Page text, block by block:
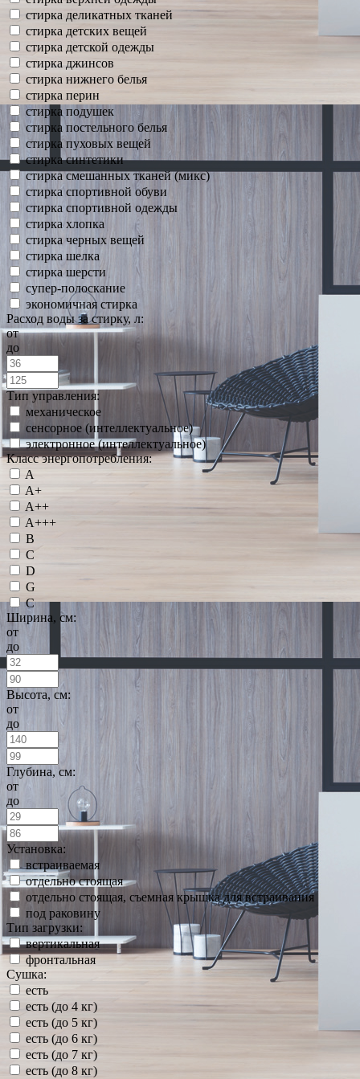
стирка деликатных тканей
стирка детских вещей
стирка детской одежды
стирка джинсов
стирка нижнего белья
стирка перин
стирка подушек
стирка постельного белья
стирка пуховых вещей
стирка синтетики
стирка смешанных тканей (микс)
стирка спортивной обуви
стирка спортивной одежды
стирка хлопка
стирка черных вещей
стирка шелка
стирка шерсти
супер-полоскание
экономичная стирка
Расход воды за стирку, л:
от
до
Тип управления:
механическое
сенсорное (интеллектуальное)
электронное (интеллектуальное)
Класс энергопотребления:
A
A+
A++
A+++
B
C
D
G
С
Ширина, см:
от
до
Высота, см:
от
до
Глубина, см:
от
до
Установка:
встраиваемая
отдельно стоящая
отдельно стоящая, съемная крышка для встраивания
под раковину
Тип загрузки:
вертикальная
фронтальная
Сушка:
есть
есть (до 4 кг)
есть (до 5 кг)
есть (до 6 кг)
есть (до 7 кг)
есть (до 8 кг)